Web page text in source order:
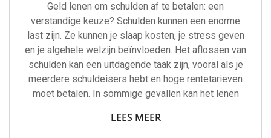
Geld lenen om schulden af te betalen: een
verstandige keuze? Schulden kunnen een enorme
last zijn. Ze kunnen je slaap kosten, je stress geven
en je algehele welzijn beïnvloeden. Het aflossen van
schulden kan een uitdagende taak zijn, vooral als je
meerdere schuldeisers hebt en hoge rentetarieven
moet betalen. In sommige gevallen kan het lenen
LEES MEER